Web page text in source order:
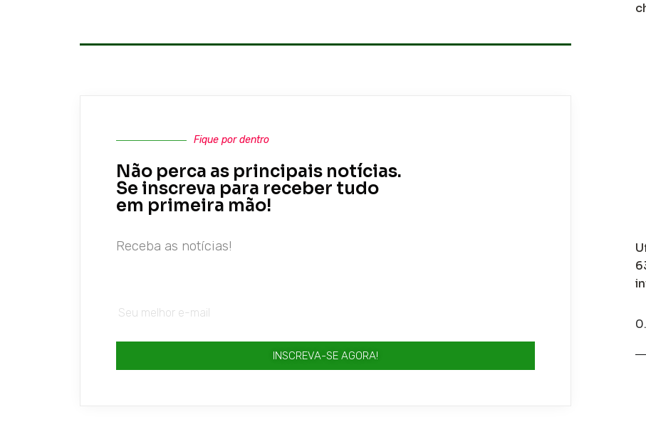
Fique por dentro
Não perca as principais notícias.
Se inscreva para receber tudo
em primeira mão!
Receba as notícias!
INSCREVA-SE AGORA!